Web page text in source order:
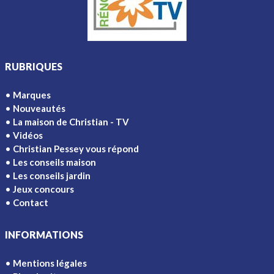
RUBRIQUES
Marques
Nouveautés
La maison de Christian - TV
Vidéos
Christian Pessey vous répond
Les conseils maison
Les conseils jardin
Jeux concours
Contact
INFORMATIONS
Mentions légales